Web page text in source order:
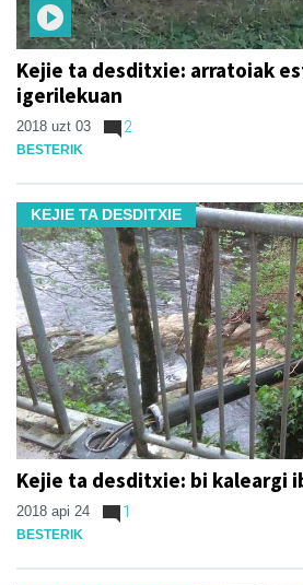
Kejie ta desditxie: arratoiak
igerilekuan
2018 uzt 03 2
BESTERIK
KEJIE TA DESDITXIE
Kejie ta desditxie: bi kaleargi
2018 api 24 1
BESTERIK